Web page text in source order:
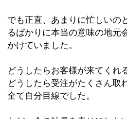
でも正直、あまりに忙しいの
るばかりに本当の意味の地元
かけていました。
どうしたらお客様が来てくれ
どうしたら受注がたくさん取
全て自分目線でした。